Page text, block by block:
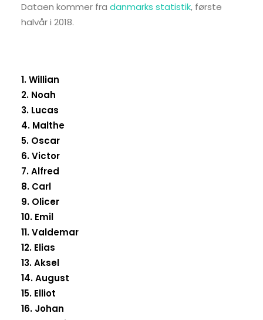
Dataen kommer fra danmarks statistik, første
halvår i 2018.
1. Willian
2. Noah
3. Lucas
4. Malthe
5. Oscar
6. Victor
7. Alfred
8. Carl
9. Olicer
10. Emil
11. Valdemar
12. Elias
13. Aksel
14. August
15. Elliot
16. Johan